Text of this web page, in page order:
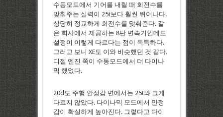
수동모드에서 기어를 내릴 때 회전수를
맞춰주는 실력이 25t보다 훨씬 뛰어나다.
상당히 정교하게 회전수를 맞춰준다. 같
은 회사에서 제공하는 8단 변속기인데도
설정이 이렇게 다르다는 점이 독특하다.
그러고 보니 XE도 이와 비슷했던 것 같다.
디젤 엔진 쪽이 수동모드에서 더 다이나
믹 했었다.
20d도 주행 안정감 면에서는 25t와 크게
다르지 않았다. 다이나믹 모드에서 안정
감이 확실하게 높아진다. 그렇다고 다이